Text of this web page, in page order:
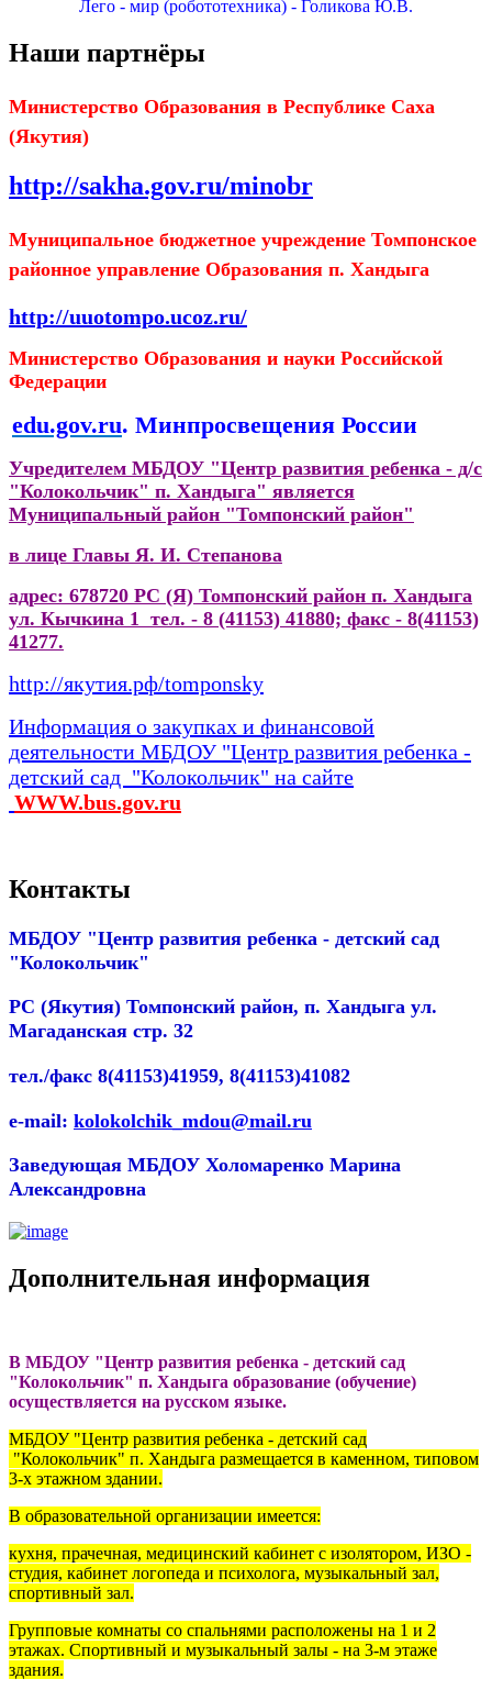
Лего - мир (робототехника) - Голикова Ю.В.
Наши партнёры
Министерство Образования в Республике Саха
(Якутия)
http://sakha.gov.ru/minobr
Муниципальное бюджетное учреждение Томпонское
районное управление Образования п. Хандыга
http://uuotompo.ucoz.ru/
Министерство Образования и науки Российской
Федерации
edu.gov.ru. Минпросвещения России
Учредителем МБДОУ "Центр развития ребенка - д/с
"Колокольчик" п. Хандыга" является
Муниципальный район "Томпонский район"
в лице Главы Я. И. Степанова
адрес: 678720 РС (Я) Томпонский район п. Хандыга
ул. Кычкина 1 тел. - 8 (41153) 41880; факс - 8(41153)
41277.
http://якутия.рф/tomponsky
Информация о закупках и финансовой
деятельности МБДОУ "Центр развития ребенка -
детский сад "Колокольчик" на сайте
WWW.bus.gov.ru
Контакты
МБДОУ "Центр развития ребенка - детский сад
"Колокольчик"
PC (Якутия) Томпонский район, п. Хандыга ул.
Магаданская стр. 32
тел./факс 8(41153)41959, 8(41153)41082
e-mail: kolokolchik_mdou@mail.ru
Заведующая МБДОУ Холомаренко Марина
Александровна
Дополнительная информация
В МБДОУ "Центр развития ребенка - детский сад
"Колокольчик" п. Хандыга образование (обучение)
осуществляется на русском языке.
МБДОУ "Центр развития ребенка - детский сад
"Колокольчик" п. Хандыга размещается в каменном, типовом
3-х этажном здании.
В образовательной организации имеется:
кухня, прачечная, медицинский кабинет с изолятором, ИЗО -
студия, кабинет логопеда и психолога, музыкальный зал,
спортивный зал.
Групповые комнаты со спальнями расположены на 1 и 2
этажах. Спортивный и музыкальный залы - на 3-м этаже
здания.